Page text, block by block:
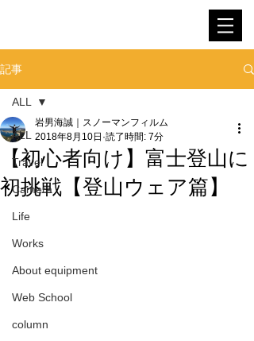
記事
ALL
Travel
Camera
Life
Works
About equipment
Web School
column
ALL
【初心者向け】富士登山に
初挑戦【登山ウェア篇】
岩男海誠｜スノーマンフィルム
2018年8月10日 読了時間: 7分